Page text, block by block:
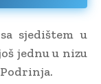
sjedištem u
jednu u nizu